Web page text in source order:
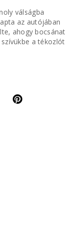
válságba
az autójában
ahogy bocsánat
a tékozlót